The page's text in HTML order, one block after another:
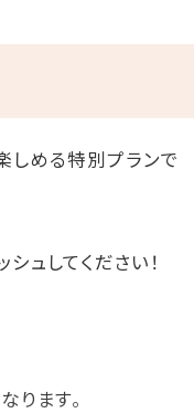
しめる特別プランで
ュしてください！
ります。